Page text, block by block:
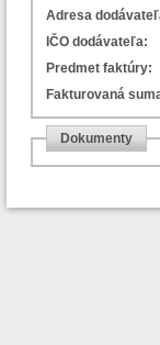
Adresa
IČO dodávateľa:
Predmet faktúry:
Fakturovaná
Dokumenty